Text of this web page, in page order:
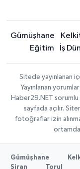
Gümüşhane
Eğitim
İş
Sitede yayınlanan
Yayınlanan
Haber29.NET
sayfada açılır.
fotoğraflar izin
ortamda
Gümüşhane
Şiran
Torul